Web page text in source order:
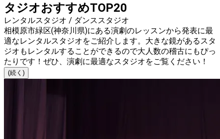
タジオおすすめTOP20
レンタルスタジオ / ダンススタジオ
相模原市緑区(神奈川県)にある演劇のレッスンから発表に最
適なレンタルスタジオをご紹介します。大きな鏡があるスタ
ジオもレンタルすることができるので大人数の稽古にもぴっ
たりです！ぜひ、演劇に最適なスタジオをご覧ください！
(続く)